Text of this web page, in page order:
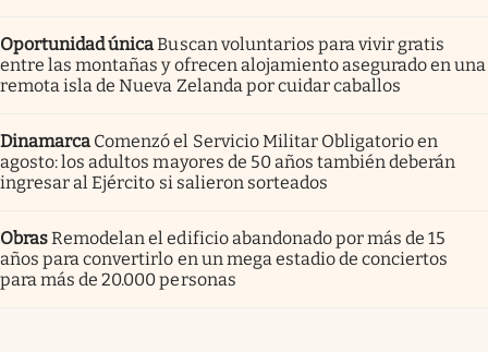
Oportunidad únicaBuscan voluntarios para vivir gratis
entre las montañas y ofrecen alojamiento asegurado en una
remota isla de Nueva Zelanda por cuidar caballos
Dinamarca Comenzó el Servicio Militar Obligatorio en
agosto: los adultos mayores de 50 años también deberán
ingresar al Ejército si salieron sorteados
ObrasRemodelan el edificio abandonado por más de 15
años para convertirlo en un mega estadio de conciertos
para más de 20.000 personas